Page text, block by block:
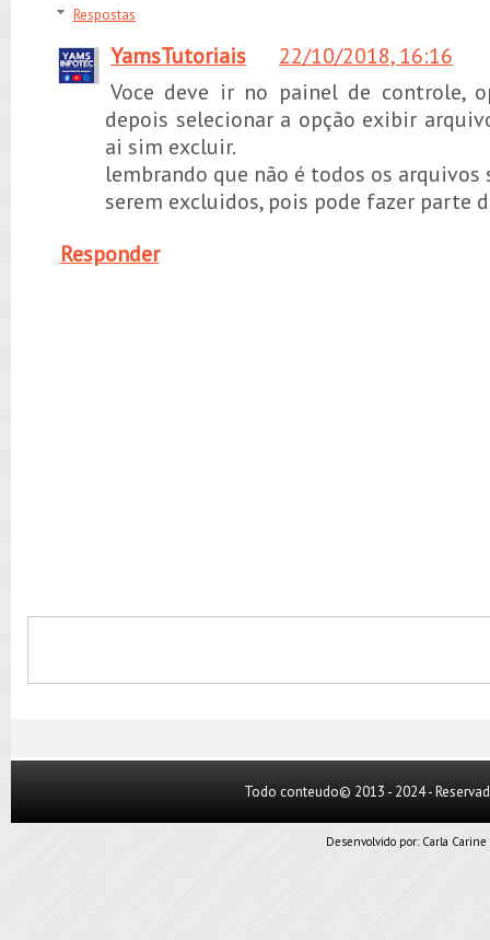
Respostas
YamsTutoriais
22/10/2018, 16:16
Voce deve ir no painel de controle,
depois selecionar a opção exibir
ai sim excluir.
lembrando que não é todos os arquivos
serem excluidos, pois pode fazer parte
Responder
Todo conteudo© 2013 - 2024 -
Desenvolvido por: Carla Carine